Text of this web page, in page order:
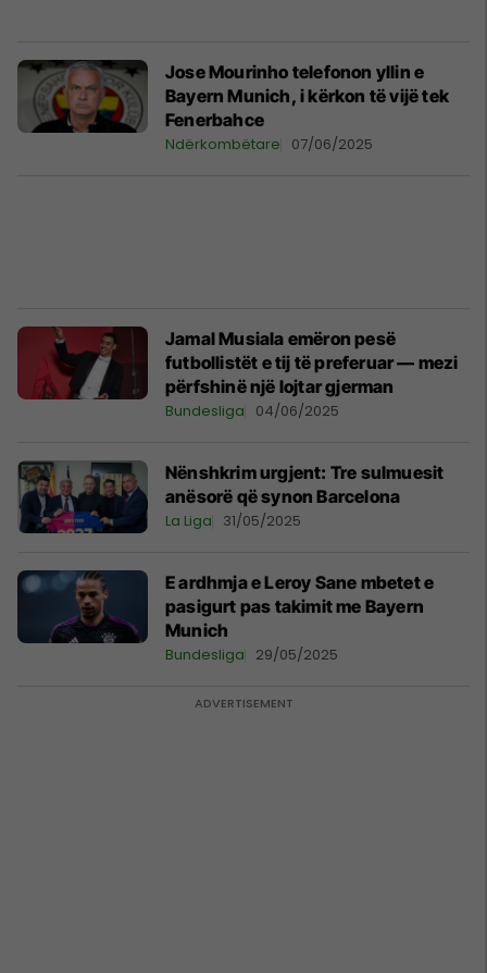
Jose Mourinho telefonon yllin e
Bayern Munich, i kërkon të vijë tek
Fenerbahce
Ndërkombëtare 07/06/2025
Jamal Musiala emëron pesë
futbollistët e tij të preferuar — mezi
përfshinë një lojtar gjerman
Bundesliga 04/06/2025
Nënshkrim urgjent: Tre sulmuesit
anësorë që synon Barcelona
La Liga 31/05/2025
E ardhmja e Leroy Sane mbetet e
pasigurt pas takimit me Bayern
Munich
Bundesliga 29/05/2025